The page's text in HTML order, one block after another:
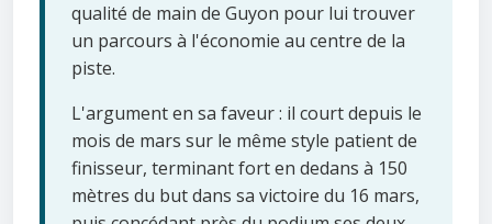
qualité de main de Guyon pour lui trouver
un parcours à l'économie au centre de la
piste.
L'argument en sa faveur : il court depuis le
mois de mars sur le même style patient de
finisseur, terminant fort en dedans à 150
mètres du but dans sa victoire du 16 mars,